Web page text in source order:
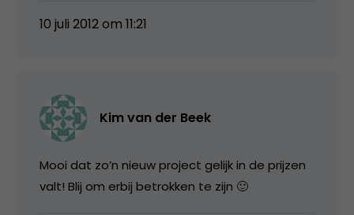
10 juli 2012 om 11:21
Kim van der Beek
Mooi dat zo’n nieuw project gelijk in de prijzen
valt! Blij om erbij betrokken te zijn 🙂